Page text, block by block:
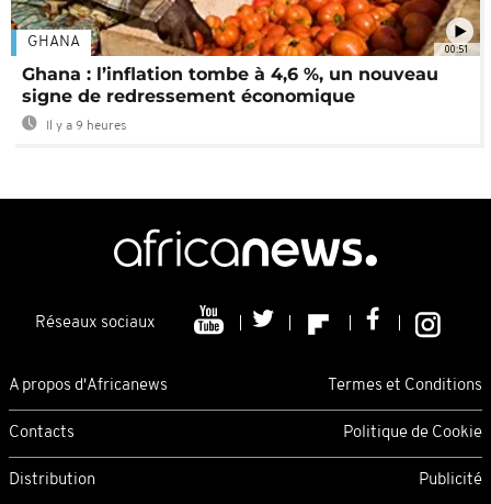
00:51
GHANA
Ghana : l’inflation tombe à 4,6 %, un nouveau
signe de redressement économique
Il y a 9 heures
Réseaux sociaux
A propos d'Africanews Termes et Conditions
Contacts Politique de Cookie
Distribution Publicité